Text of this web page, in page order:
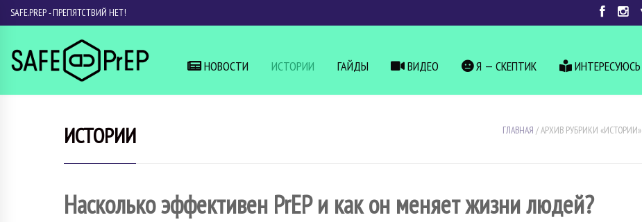
SAFE.PREP - ПРЕПЯТСТВИЙ НЕТ!
НОВОСТИ ИСТОРИИ ГАЙДЫ ВИДЕО Я — СКЕПТИК ИНТЕРЕСУЮСЬ
ГЛАВНАЯ /АРХИВ РУБРИКИ «ИСТОРИИ»
ИСТОРИИ
Насколько эффективен PrEP и как он меняет жизни людей?